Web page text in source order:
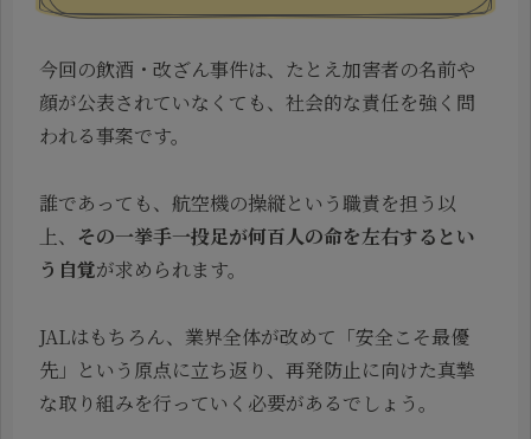
今回の飲酒・改ざん事件は、たとえ加害者の名前や
顔が公表されていなくても、社会的な責任を強く問
われる事案です。
誰であっても、航空機の操縦という職責を担う以
上、 その一挙手一投足が何百人の命を左右するとい
う自覚が求められます。
JALはもちろん、業界全体が改めて「安全こそ最優
先」という原点に立ち返り、再発防止に向けた真摯
な取り組みを行っていく必要があるでしょう。